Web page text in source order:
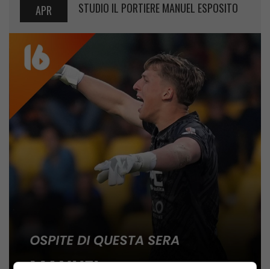
APR
STUDIO IL PORTIERE MANUEL ESPOSITO